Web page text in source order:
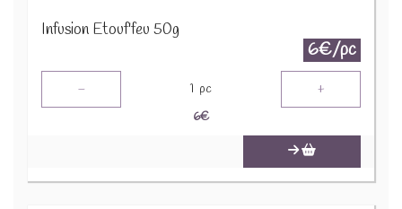
Infusion Etouf'feu 50g
6€/pc
- 1 pc +
6€